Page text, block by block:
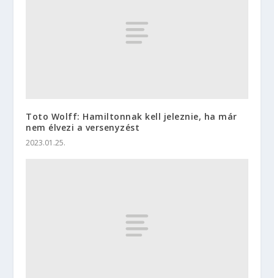
Toto Wolff: Hamiltonnak kell jeleznie, ha már
nem élvezi a versenyzést
2023.01.25.